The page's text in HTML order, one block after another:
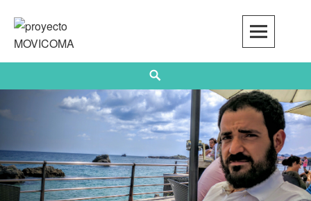
content